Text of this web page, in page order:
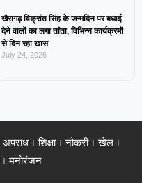
खैरागढ़ विक्रांत सिंह के जन्मदिन पर बधाई
देने वालों का लगा तांता, विभिन्न कार्यक्रमों
से दिन रहा खास
July 24, 2026
अपराध शिक्षा नौकरी
खेल
मनोरंजन